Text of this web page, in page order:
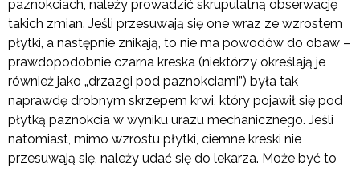
paznokciach, należy prowadzić skrupulatną obserwację
takich zmian. Jeśli przesuwają się one wraz ze wzrostem
płytki, a następnie znikają, to nie ma powodów do obaw –
prawdopodobnie czarna kreska (niektórzy określają je
również jako „drzazgi pod paznokciami”) była tak
naprawdę drobnym skrzepem krwi, który pojawił się pod
płytką paznokcia w wyniku urazu mechanicznego. Jeśli
natomiast, mimo wzrostu płytki, ciemne kreski nie
przesuwają się, należy udać się do lekarza. Może być to